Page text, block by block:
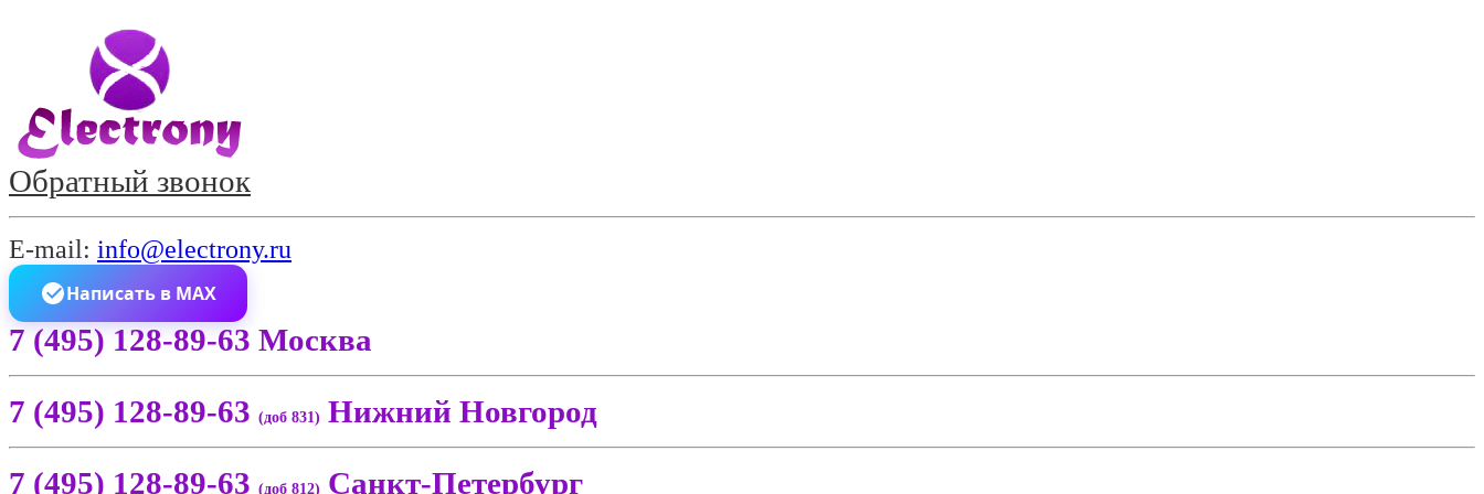
Обратный звонок
E-mail: info@electrony.ru
Написать в MAX
7 (495) 128-89-63 Москва
7 (495) 128-89-63 (доб 831) Нижний Новгород
7 (495) 128-89-63 (доб 812) Санкт-Петербург